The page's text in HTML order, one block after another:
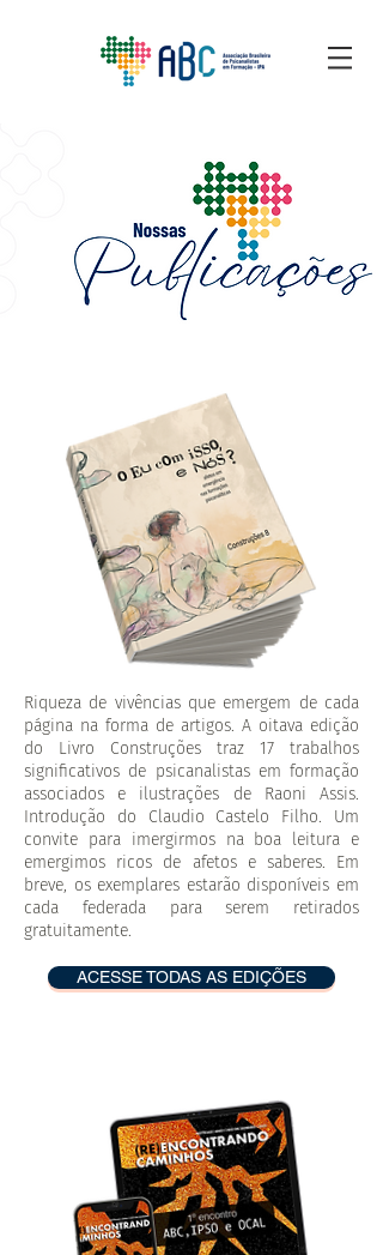
Riqueza de vivências que emergem de cada
página na forma de artigos. A oitava edição
do Livro Construções traz 17 trabalhos
significativos de psicanalistas em formação
associados e ilustrações de Raoni Assis.
Introdução do Claudio Castelo Filho. Um
convite para imergirmos na boa leitura e
emergimos ricos de afetos e saberes. Em
breve, os exemplares estarão disponíveis em
cada federada para serem retirados
gratuitamente.
ACESSE TODAS AS EDIÇÕES